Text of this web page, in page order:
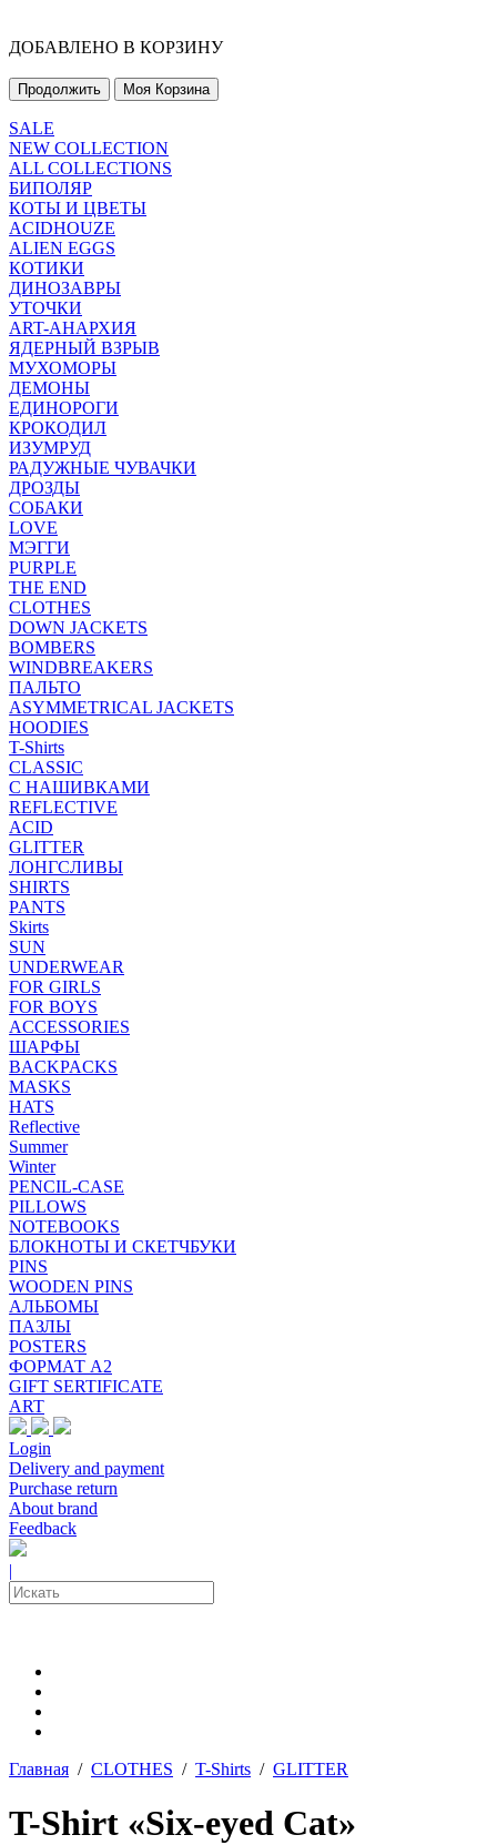
ДОБАВЛЕНО В КОРЗИНУ
Продолжить Моя Корзина
SALE
NEW COLLECTION
ALL COLLECTIONS
БИПОЛЯР
КОТЫ И ЦВЕТЫ
ACIDHOUZE
ALIEN EGGS
КОТИКИ
ДИНОЗАВРЫ
УТОЧКИ
ART-АНАРХИЯ
ЯДЕРНЫЙ ВЗРЫВ
МУХОМОРЫ
ДЕМОНЫ
ЕДИНОРОГИ
КРОКОДИЛ
ИЗУМРУД
РАДУЖНЫЕ ЧУВАЧКИ
ДРОЗДЫ
СОБАКИ
LOVE
МЭГГИ
PURPLE
THE END
CLOTHES
DOWN JACKETS
BOMBERS
WINDBREAKERS
ПАЛЬТО
ASYMMETRICAL JACKETS
HOODIES
T-Shirts
CLASSIC
С НАШИВКАМИ
REFLECTIVE
ACID
GLITTER
ЛОНГСЛИВЫ
SHIRTS
PANTS
Skirts
SUN
UNDERWEAR
FOR GIRLS
FOR BOYS
ACCESSORIES
ШАРФЫ
BACKPACKS
MASKS
HATS
Reflective
Summer
Winter
PENCIL-CASE
PILLOWS
NOTEBOOKS
БЛОКНОТЫ И СКЕТЧБУКИ
PINS
WOODEN PINS
АЛЬБОМЫ
ПАЗЛЫ
POSTERS
ФОРМАТ А2
GIFT SERTIFICATE
ART
Login
Delivery and payment
Purchase return
About brand
Feedback
|
Главная / CLOTHES / T-Shirts / GLITTER
T-Shirt «Six-eyed Cat»